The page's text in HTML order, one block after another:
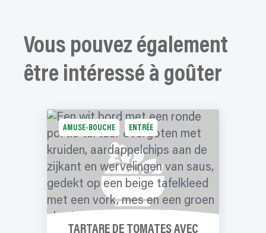
Vous pouvez également
être intéressé à goûter
AMUSE-BOUCHE ENTRÉE
TARTARE DE TOMATES AVEC